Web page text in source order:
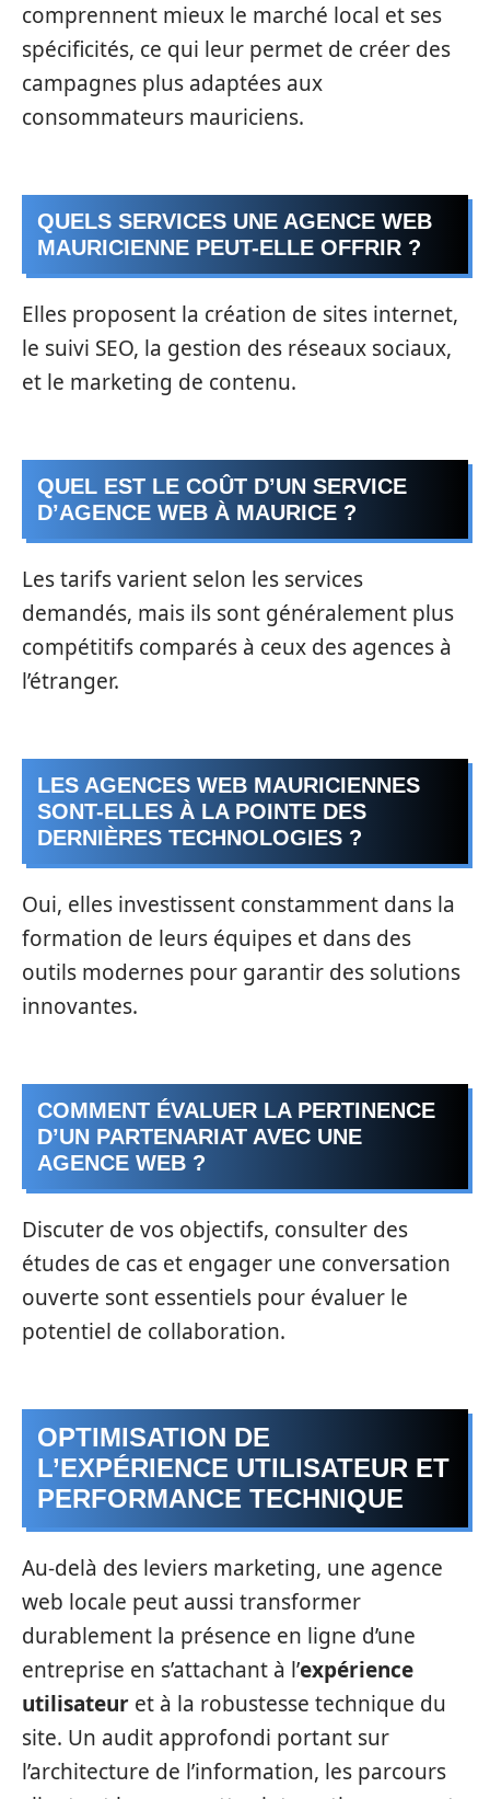
comprennent mieux le marché local et ses
spécificités, ce qui leur permet de créer des
campagnes plus adaptées aux
consommateurs mauriciens.
QUELS SERVICES UNE AGENCE WEB
MAURICIENNE PEUT-ELLE OFFRIR ?
Elles proposent la création de sites internet,
le suivi SEO, la gestion des réseaux sociaux,
et le marketing de contenu.
QUEL EST LE COÛT D’UN SERVICE
D’AGENCE WEB À MAURICE ?
Les tarifs varient selon les services
demandés, mais ils sont généralement plus
compétitifs comparés à ceux des agences à
l’étranger.
LES AGENCES WEB MAURICIENNES
SONT-ELLES À LA POINTE DES
DERNIÈRES TECHNOLOGIES ?
Oui, elles investissent constamment dans la
formation de leurs équipes et dans des
outils modernes pour garantir des solutions
innovantes.
COMMENT ÉVALUER LA PERTINENCE
D’UN PARTENARIAT AVEC UNE
AGENCE WEB ?
Discuter de vos objectifs, consulter des
études de cas et engager une conversation
ouverte sont essentiels pour évaluer le
potentiel de collaboration.
OPTIMISATION DE
L’EXPÉRIENCE UTILISATEUR ET
PERFORMANCE TECHNIQUE
Au-delà des leviers marketing, une agence
web locale peut aussi transformer
durablement la présence en ligne d’une
entreprise en s’attachant à l’expérience
utilisateur et à la robustesse technique du
site. Un audit approfondi portant sur
l’architecture de l’information, les parcours